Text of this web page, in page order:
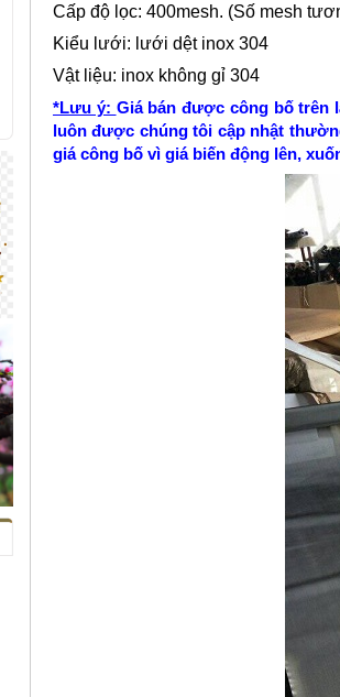
Cấp độ lọc: 400mesh. (Số mesh
Kiểu lưới: lưới dệt inox 304
Vật liệu: inox không gỉ 304
*​Lưu ý: Giá bán được công bố trên
luôn được chúng tôi cập nhật
giá công bố vì giá biến động lên,